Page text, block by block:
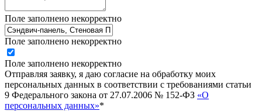
Поле заполнено некорректно
Поле заполнено некорректно
Поле заполнено некорректно
Отправляя заявку, я даю согласие на обработку моих
персональных данных в соответствии с требованиями статьи
9 Федерального закона от 27.07.2006 № 152-ФЗ «О
персональных данных»*